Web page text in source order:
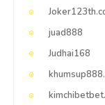
juad888
Judhai168